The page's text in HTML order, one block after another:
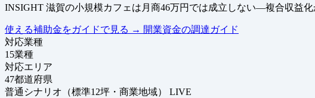
INSIGHT 滋賀の小規模カフェは月商46万円では成立しない—複合収益
使える補助金をガイドで見る → 開業資金の調達ガイド
対応業種
15業種
対応エリア
47都道府県
普通シナリオ（標準12坪・商業地域）
LIVE